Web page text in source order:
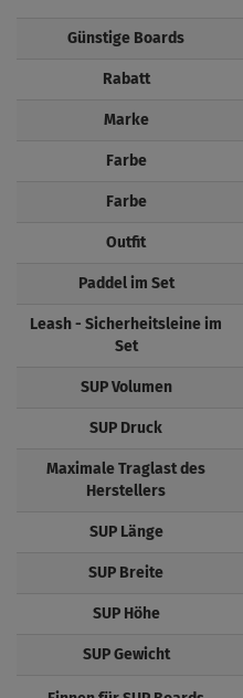
Günstige Boards
Rabatt
Marke
Farbe
Farbe
Outfit
Paddel im Set
Leash - Sicherheitsleine im
Set
SUP Volumen
SUP Druck
Maximale Traglast des
Herstellers
SUP Länge
SUP Breite
SUP Höhe
SUP Gewicht